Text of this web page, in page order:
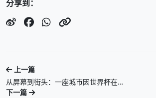
分享到：
上一篇
从屏幕到街头：一座城市因世界杯在…
下一篇